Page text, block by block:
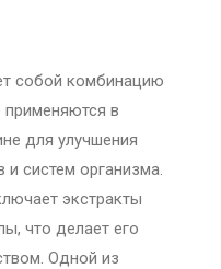
собой комбинацию
в
для улучшения
систем организма.
экстракты
что делает его
Одной из